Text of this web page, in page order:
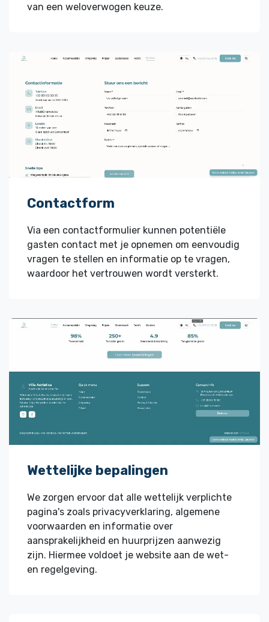
van een weloverwogen keuze.
Contactform
Via een contactformulier kunnen potentiële
gasten contact met je opnemen om eenvoudig
vragen te stellen en informatie op te vragen,
waardoor het vertrouwen wordt versterkt.
Wettelijke bepalingen
We zorgen ervoor dat alle wettelijk verplichte
pagina's zoals privacyverklaring, algemene
voorwaarden en informatie over
aansprakelijkheid en huurprijzen aanwezig
zijn. Hiermee voldoet je website aan de wet-
en regelgeving.